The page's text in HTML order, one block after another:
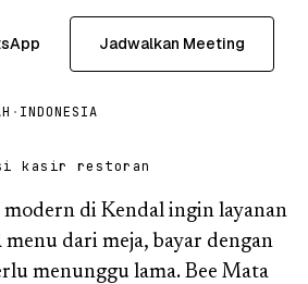
Jadwalkan Meeting
· INDONESIA
kasir restoran
modern di Kendal ingin layanan
menu dari meja, bayar dengan
menunggu lama. Bee Mata